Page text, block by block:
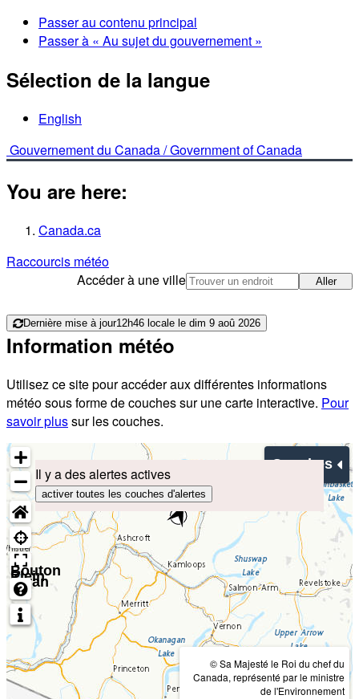
Passer au contenu principal
Passer à « Au sujet du gouvernement »
Sélection de la langue
English
Gouvernement du Canada /Government of Canada
You are here:
Canada.ca
Raccourcis météo
Accéder à une ville
Aller
Dernière mise à jour12h46 locale le dim 9 aoû 2026
Information météo
Utilisez ce site pour accéder aux différentes informations
météo sous forme de couches sur une carte interactive. Pour
savoir plussur les couches.
Il y a des alertes actives
activer toutes les couches d'alertes
Couches
Bouton
Plein
écran
© Sa Majesté le Roi du chef du
Canada, représenté par le ministre
de l'Environnement